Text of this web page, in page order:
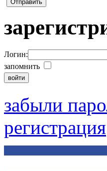
Логин:
запомнить
забыли
регистрация